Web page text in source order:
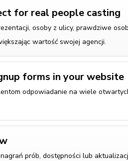
for real people casting
osoby z ulicy, prawdziwe
wartość swojej agencji.
forms in your website
odpowiadanie na wiele
prób, dostępności lub